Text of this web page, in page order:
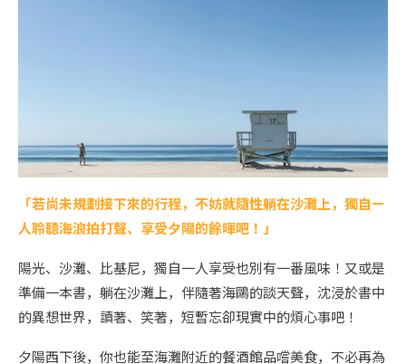
「若尚未規劃接下來的行程，不妨就隨性躺在沙灘上，獨自ㄧ
人聆聽海浪拍打聲、享受夕陽的餘暉吧！」
陽光、沙灘、比基尼，獨自一人享受也別有一番風味！又或是
準備一本書，躺在沙灘上，伴隨著海鷗的談天聲，沈浸於書中
的異想世界，讀著、笑著，短暫忘卻現實中的煩心事吧！
夕陽西下後，你也能至海灘附近的餐酒館品嚐美食，不必再為